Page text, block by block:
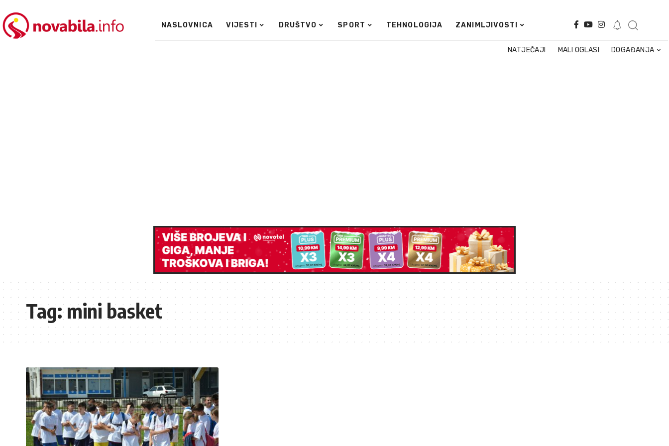
NASLOVNICA VIJESTI DRUŠTVO SPORT TEHNOLOGIJA ZANIMLJIVOSTI
NATJEČAJI MALI OGLASI DOGAĐANJA
Tag:mini basket